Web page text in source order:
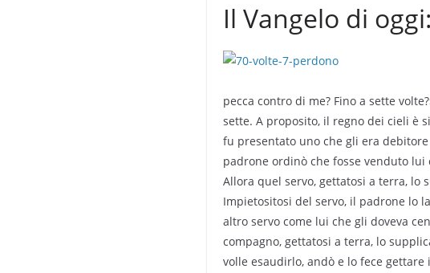
Il Vangelo di
pecca contro di me? Fino a sette
sette. A proposito, il regno dei cieli è
fu presentato uno che gli era
padrone ordinò che fosse venduto lui
Allora quel servo, gettatosi a terra, lo
Impietositosi del servo, il padrone lo
altro servo come lui che gli doveva
compagno, gettatosi a terra, lo
volle esaudirlo, andò e lo fece gettare